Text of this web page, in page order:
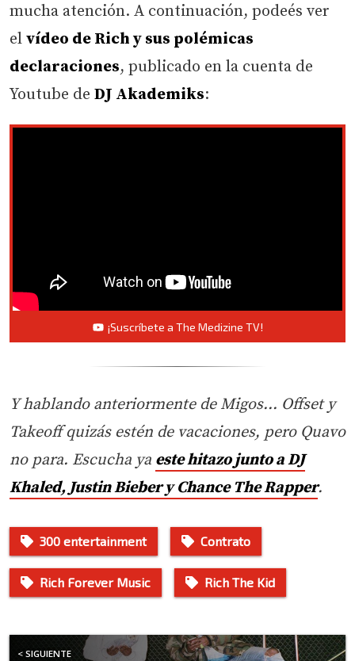
mucha atención. A continuación, podeés ver
el vídeo de Rich y sus polémicas
declaraciones, publicado en la cuenta de
Youtube de DJ Akademiks:
¡Suscríbete a The Medizine TV!
Y hablando anteriormente de Migos… Offset y
Takeoff quizás estén de vacaciones, pero Quavo
no para. Escucha ya este hitazo junto a DJ
Khaled, Justin Bieber y Chance The Rapper.
300 entertainment Contrato
Rich Forever Music Rich The Kid
< SIGUIENTE